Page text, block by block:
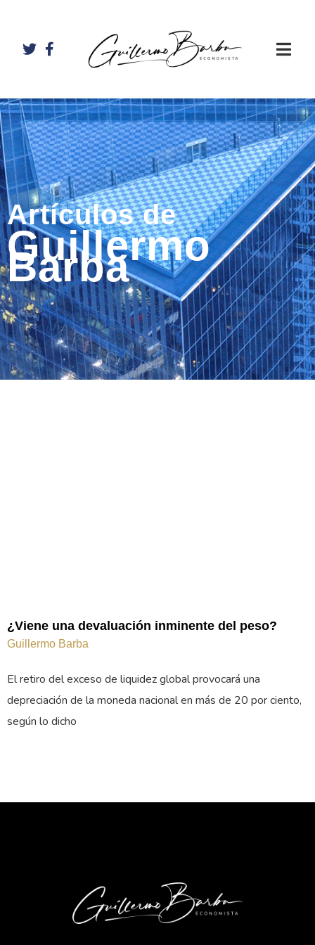
Artículos de
Guillermo
Barba
¿Viene una devaluación inminente del peso?
Guillermo Barba
El retiro del exceso de liquidez global provocará una
depreciación de la moneda nacional en más de 20 por ciento,
según lo dicho